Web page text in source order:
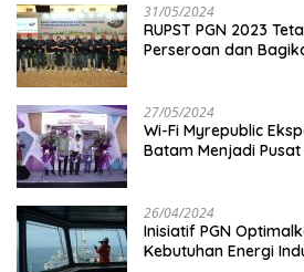
31/05/2024
RUPST PGN 2023
Perseroan dan
27/05/2024
Wi-Fi Myrepublic
Batam Menjadi
26/04/2024
Inisiatif PGN
Kebutuhan Energi